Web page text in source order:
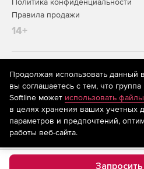
Правила продажи
14+
На информационном ресурсе
рекомендательные технологии
предоставления информации на
систематизации и анализа
предпочтениям пользователей
находящихся на территории
Продолжая использовать данный
вы соглашаетесь с тем, что
Softline может использовать
в целях хранения ваших учетных
параметров и предпочтений,
работы веб-сайта.